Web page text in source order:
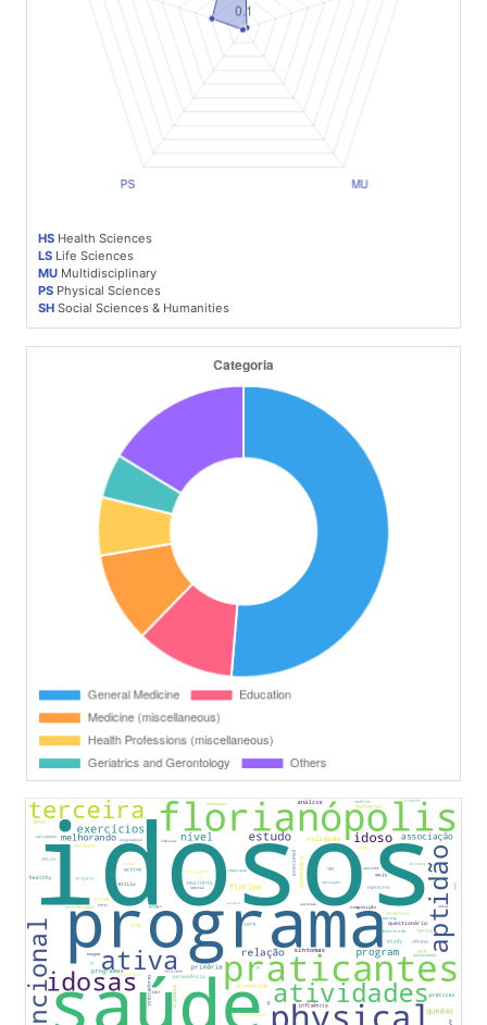
HS Health Sciences
LS Life Sciences
MU Multidisciplinary
PS Physical Sciences
SH Social Sciences & Humanities